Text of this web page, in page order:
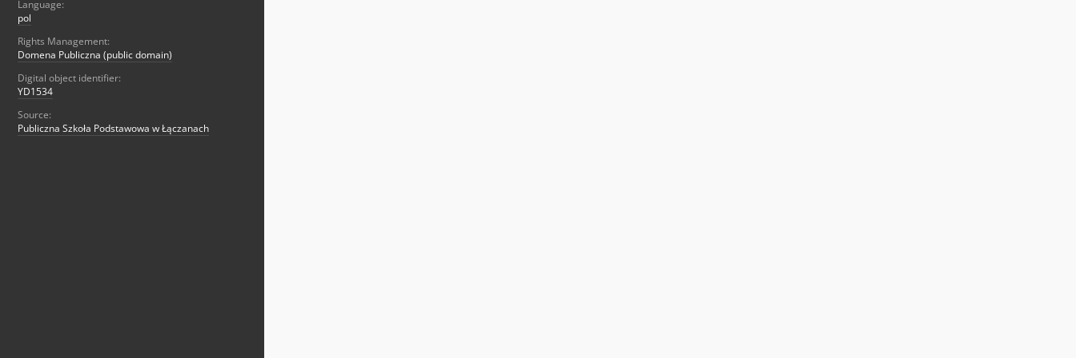
Language:
pol
Rights Management:
Domena Publiczna (public domain)
Digital object identifier:
YD1534
Source:
Publiczna Szkoła Podstawowa w Łączanach